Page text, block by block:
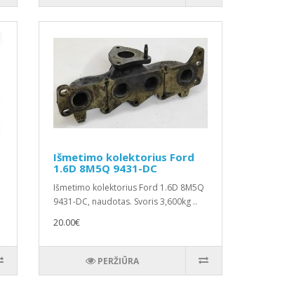
Išmetimo kolektorius Ford
1.6D 8M5Q 9431-DC
Išmetimo kolektorius Ford 1.6D 8M5Q
9431-DC, naudotas. Svoris 3,600kg ..
20.00€
PERŽIŪRA